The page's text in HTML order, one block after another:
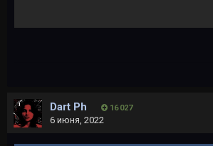
Dart Ph 16 027
6 июня, 2022